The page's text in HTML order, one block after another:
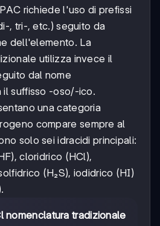
richiede l'uso di prefissi
, tri-, etc.) seguito da
dell'elemento. La
utilizza invece il
dal nome
suffisso -oso/-ico.
una categoria
compare sempre al
solo sei idracidi principali:
cloridrico (HCl),
(H₂S), iodidrico (HI)
nomenclatura tradizionale